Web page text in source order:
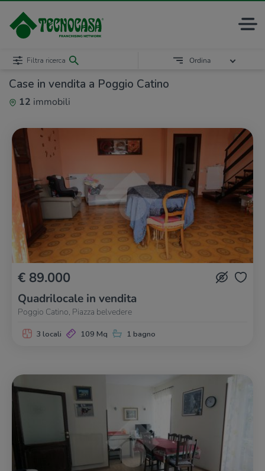
Case in vendita a Poggio Catino
12 immobili
Filtra ricerca Ordina
€ 89.000
Quadrilocale in vendita
Poggio Catino, Piazza belvedere
3 locali 109 Mq 1 bagno